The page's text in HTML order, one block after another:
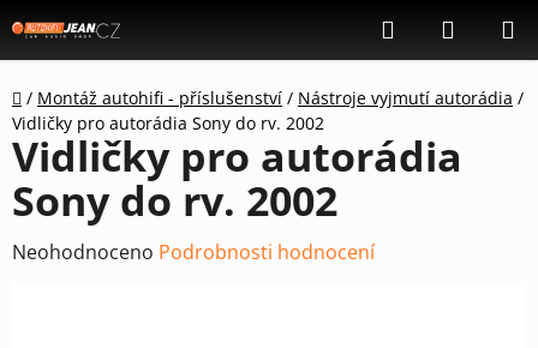
na
obsah
Hledat
KOŠÍK
Domů
/ Montáž autohifi - příslušenství / Nástroje vyjmutí autorádia /
Vidličky pro autorádia Sony do rv. 2002
Vidličky pro autorádia
Sony do rv. 2002
Průměrné
Neohodnoceno Podrobnosti hodnocení